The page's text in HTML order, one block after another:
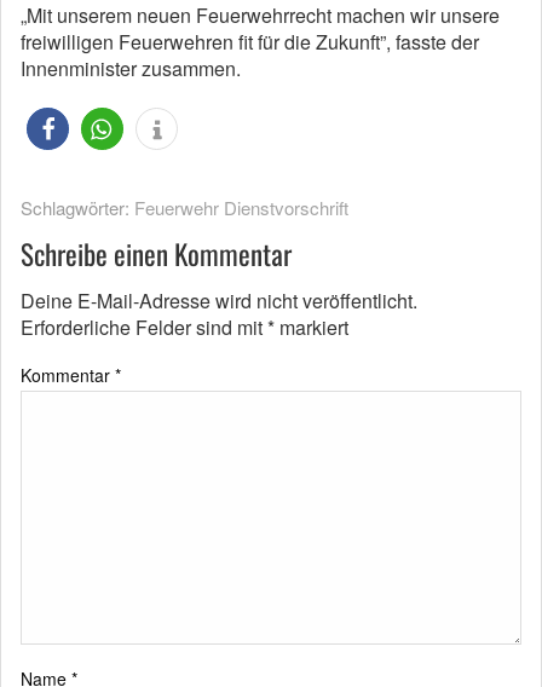
„Mit unserem neuen Feuerwehrrecht machen wir unsere
freiwilligen Feuerwehren fit für die Zukunft”, fasste der
Innenminister zusammen.
Schlagwörter: Feuerwehr Dienstvorschrift
Schreibe einen Kommentar
Deine E-Mail-Adresse wird nicht veröffentlicht.
Erforderliche Felder sind mit* markiert
Kommentar *
Name *